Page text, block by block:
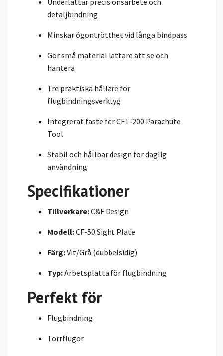
Underlättar precisionsarbete och
detaljbindning
Minskar ögontrötthet vid långa bindpass
Gör små material lättare att se och
hantera
Tre praktiska hållare för
flugbindningsverktyg
Integrerat fäste för CFT-200 Parachute
Tool
Stabil och hållbar design för daglig
användning
Specifikationer
Tillverkare:C&F Design
Modell:CF-50 Sight Plate
Färg:Vit/Grå (dubbelsidig)
Typ:Arbetsplatta för flugbindning
Perfekt för
Flugbindning
Torrflugor